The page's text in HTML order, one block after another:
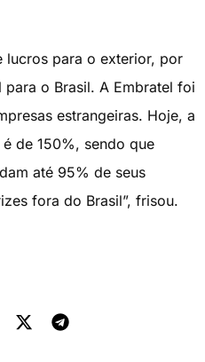
lucros para o exterior, por
o Brasil. A Embratel foi
estrangeiras. Hoje, a
de 150%, sendo que
até 95% de seus
fora do Brasil”, frisou.